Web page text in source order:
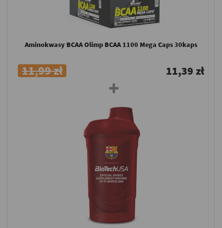
Aminokwasy BCAA Olimp BCAA 1100 Mega Caps 30kaps
11,99 zł 11,39 zł